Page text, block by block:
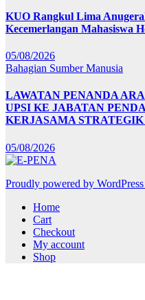
KUO Rangkul Lima
Kecemerlangan Mahasiswa
05/08/2026
Bahagian Sumber Manusia
LAWATAN PENANDA
UPSI KE JABATAN
KERJASAMA
05/08/2026
Proudly powered by WordPress
Home
Cart
Checkout
My account
Shop